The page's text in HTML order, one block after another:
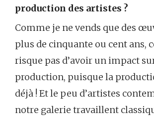
production des artistes ?
Comme je ne vends que des
plus de cinquante ou cent ans,
risque pas d’avoir un impact
production, puisque la
déjà ! Et le peu d’artistes
notre galerie travaillent